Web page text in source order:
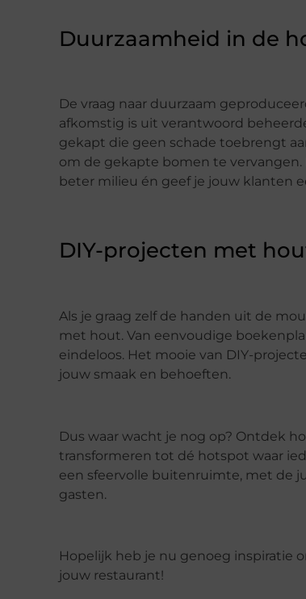
Duurzaamheid in de
De vraag naar duurzaam
afkomstig is uit verantwoord
gekapt die geen schade toebrengt
om de gekapte bomen te vervangen.
beter milieu én geef je jouw klanten
DIY-projecten met
Als je graag zelf de handen uit de
met hout. Van eenvoudige
eindeloos. Het mooie van DIY-
jouw smaak en behoeften.
Dus waar wacht je nog op? Ontdek
transformeren tot dé hotspot waar
een sfeervolle buitenruimte, met de
gasten.
Hopelijk heb je nu genoeg inspiratie
jouw restaurant!